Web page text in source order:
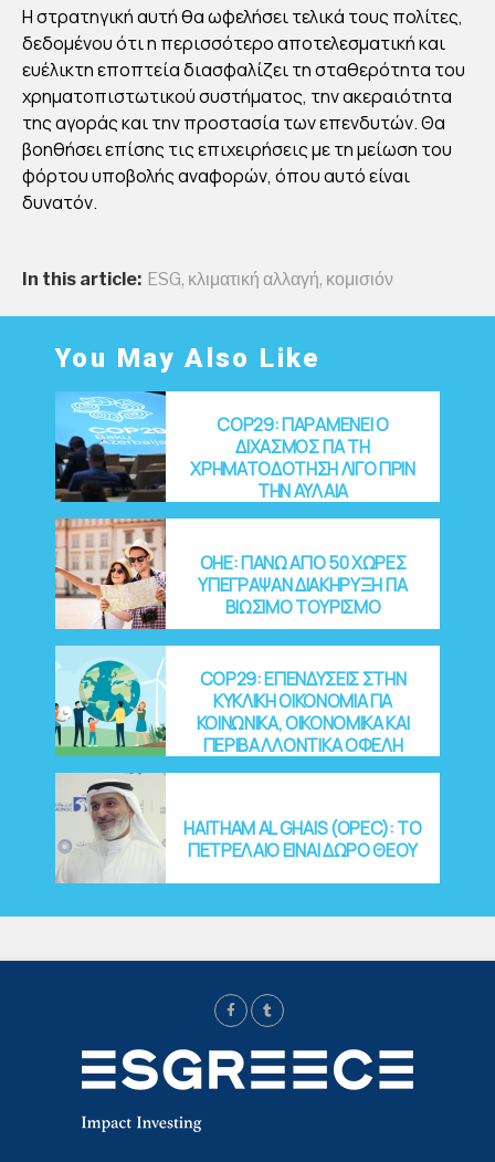
Αυγου
στάκη
Publish
ed
14/01/2
Η στρατηγική αυτή θα ωφελήσει τελικά τους πολίτες,
δεδομένου ότι η περισσότερο αποτελεσματική και
ευέλικτη εποπτεία διασφαλίζει τη σταθερότητα του
χρηματοπιστωτικού συστήματος, την ακεραιότητα
της αγοράς και την προστασία των επενδυτών. Θα
βοηθήσει επίσης τις επιχειρήσεις με τη μείωση του
φόρτου υποβολής αναφορών, όπου αυτό είναι
δυνατόν.
In this article: ESG, κλιματική αλλαγή, κομισιόν
You May Also Like
COP29: ΠΑΡΑΜΕΝΕΙ Ο
ΔΙΧΑΣΜΟΣ ΓΙΑ ΤΗ
ΧΡΗΜΑΤΟΔΟΤΗΣΗ ΛΙΓΟ ΠΡΙΝ
ΤΗΝ ΑΥΛΑΙΑ
OHE: ΠΑΝΩ ΑΠΟ 50 ΧΩΡΕΣ
ΥΠΕΓΡΑΨΑΝ ΔΙΑΚΗΡΥΞΗ ΓΙΑ
ΒΙΩΣΙΜΟ ΤΟΥΡΙΣΜΟ
COP29: EΠΕΝΔΥΣΕΙΣ ΣΤΗΝ
ΚΥΚΛΙΚΗ ΟΙΚΟΝΟΜΙΑ ΓΙΑ
ΚΟΙΝΩΝΙΚΑ, ΟΙΚΟΝΟΜΙΚΑ ΚΑΙ
ΠΕΡΙΒΑΛΛΟΝΤΙΚΑ ΟΦΕΛΗ
HAITHAM AL GHAIS (OPEC): ΤΟ
ΠΕΤΡΕΛΑΙΟ ΕΙΝΑΙ ΔΩΡΟ ΘΕΟΥ